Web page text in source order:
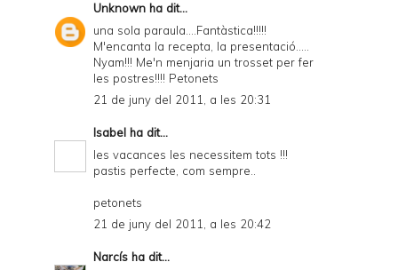
Unknown ha dit...
una sola paraula....Fantàstica!!!!!
M'encanta la recepta, la presentació.....
Nyam!!! Me'n menjaria un trosset per fer
les postres!!!! Petonets
21 de juny del 2011, a les 20:31
Isabel ha dit...
les vacances les necessitem tots !!!
pastis perfecte, com sempre..
petonets
21 de juny del 2011, a les 20:42
Narcís ha dit...